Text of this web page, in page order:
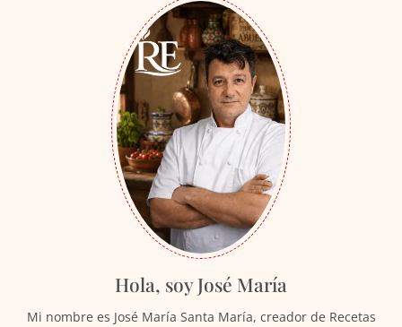
Hola, soy José María
Mi nombre es José María Santa María, creador de Recetas